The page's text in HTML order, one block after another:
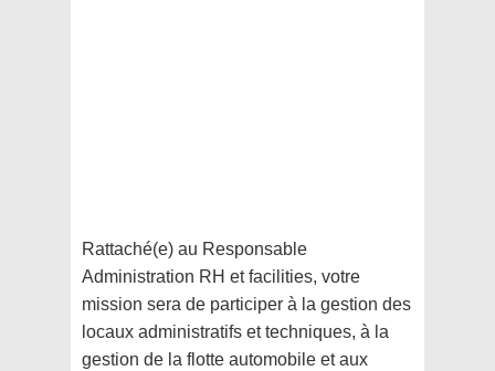
Rattaché(e) au Responsable
Administration RH et facilities, votre
mission sera de participer à la gestion des
locaux administratifs et techniques, à la
gestion de la flotte automobile et aux